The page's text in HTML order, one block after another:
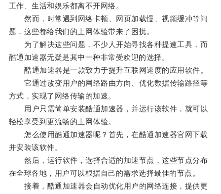
工作、生活和娱乐都离不开网络。
然而，时常遇到网络卡顿、网页加载慢、视频缓冲等问
题，这些都给我们的上网体验带来了困扰。
为了解决这些问题，不少人开始寻找各种提速工具，而
酷通加速器无疑是其中一种非常受欢迎的选择。
酷通加速器是一款致力于提升互联网速度的应用软件。
它通过改变用户的网络路由方向、优化数据传输路径等
方式，实现了网络传输的加速。
用户只需简单安装酷通加速器，并运行该软件，就可以
轻松享受到更流畅的上网体验。
怎么使用酷通加速器呢？首先，在酷通加速器官网下载
并安装该软件。
然后，运行软件，选择合适的加速节点，这些节点分布
在全球各地，用户可以根据自己的需求选择最佳的节点。
接着，酷通加速器会自动优化用户的网络连接，提供更